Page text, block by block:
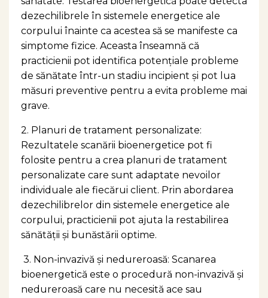
dezechilibrele în sistemele energetice ale
corpului înainte ca acestea să se manifeste ca
simptome fizice. Aceasta înseamnă că
practicienii pot identifica potențiale probleme
de sănătate într-un stadiu incipient și pot lua
măsuri preventive pentru a evita probleme mai
grave.
2. Planuri de tratament personalizate:
Rezultatele scanării bioenergetice pot fi
folosite pentru a crea planuri de tratament
personalizate care sunt adaptate nevoilor
individuale ale fiecărui client. Prin abordarea
dezechilibrelor din sistemele energetice ale
corpului, practicienii pot ajuta la restabilirea
sănătății și bunăstării optime.
3. Non-invazivă și nedureroasă: Scanarea
bioenergetică este o procedură non-invazivă și
nedureroasă care nu necesită ace sau